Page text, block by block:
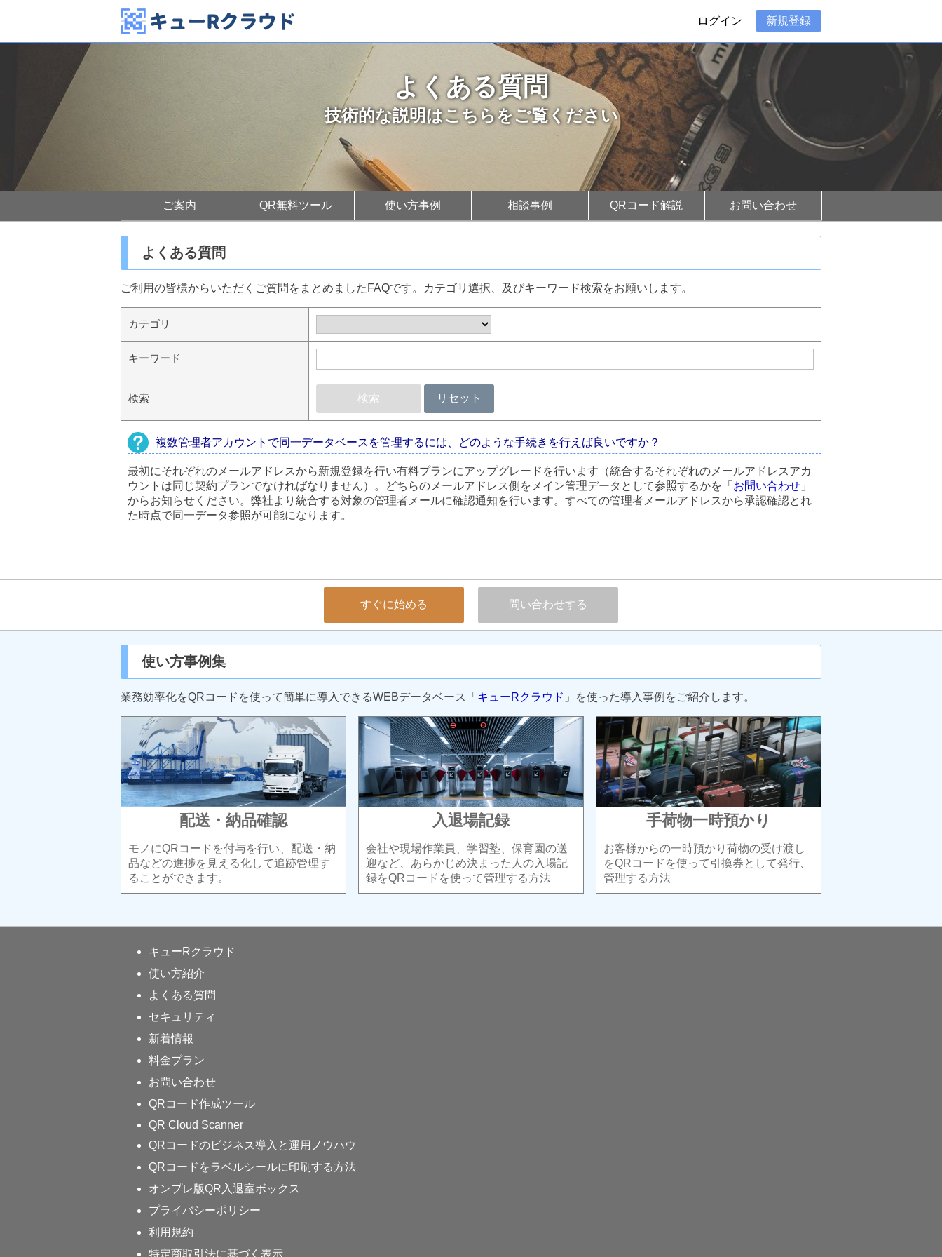
ログイン 新規登録
よくある質問
技術的な説明はこちらをご覧ください
ご案内 QR無料ツール 使い方事例 相談事例 QRコード解説 お問い合わせ
よくある質問
ご利用の皆様からいただくご質問をまとめましたFAQです。カテゴリ選択、及びキーワード検索をお願いします。
カテゴリ
キーワード
検索 検索 リセット
複数管理者アカウントで同一データベースを管理するには、どのような手続きを行えば良いですか？
最初にそれぞれのメールアドレスから新規登録を行い有料プランにアップグレードを行います（統合するそれぞれのメールアドレスアカ
ウントは同じ契約プランでなければなりません）。どちらのメールアドレス側をメイン管理データとして参照するかを「 お問い合わせ 」
からお知らせください。弊社より統合する対象の管理者メールに確認通知を行います。すべての管理者メールアドレスから承認確認とれ
た時点で同一データ参照が可能になります。
すぐに始める 問い合わせする
使い方事例集
業務効率化をQRコードを使って簡単に導入できるWEBデータベース「 キューRクラウド 」を使った導入事例をご紹介します。
配送・納品確認
モノにQRコードを付与を行い、配送・納
品などの進捗を見える化して追跡管理す
ることができます。
入退場記録
会社や現場作業員、学習塾、保育園の送
迎など、あらかじめ決まった人の入場記
録をQRコードを使って管理する方法
手荷物一時預かり
お客様からの一時預かり荷物の受け渡し
をQRコードを使って引換券として発行、
管理する方法
キューRクラウド
使い方紹介
よくある質問
セキュリティ
新着情報
料金プラン
お問い合わせ
QRコード作成ツール
QR Cloud Scanner
QRコードのビジネス導入と運用ノウハウ
QRコードをラベルシールに印刷する方法
オンプレ版QR入退室ボックス
プライバシーポリシー
利用規約
特定商取引法に基づく表示